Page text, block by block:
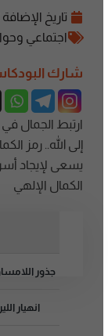
تاريخ الإضافة
اجتماعي
شارك
ارتبط الجمال في
إلى الله.. رمز
يسعى لإيجاد
الكمال الإلهي
جذور
انهيار